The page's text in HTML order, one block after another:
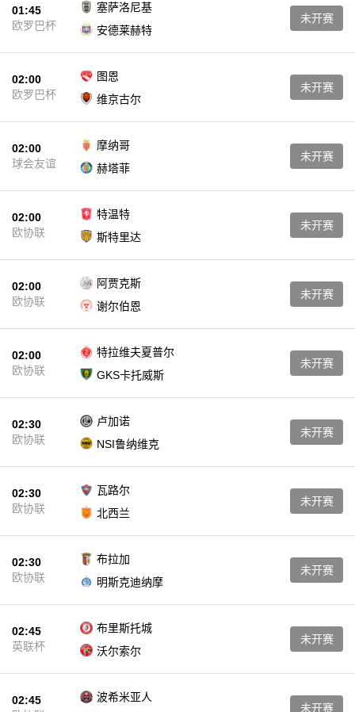
01:45
欧罗巴杯
塞萨洛尼基
安德莱赫特
未开赛
02:00
欧罗巴杯
图恩
维京古尔
未开赛
02:00
球会友谊
摩纳哥
赫塔菲
未开赛
02:00
欧协联
特温特
斯特里达
未开赛
02:00
欧协联
阿贾克斯
谢尔伯恩
未开赛
02:00
欧协联
特拉维夫夏普尔
GKS卡托威斯
未开赛
02:30
欧协联
卢加诺
NSI鲁纳维克
未开赛
02:30
欧协联
瓦路尔
北西兰
未开赛
02:30
欧协联
布拉加
明斯克迪纳摩
未开赛
02:45
英联杯
布里斯托城
沃尔索尔
未开赛
02:45
波希米亚人
未开赛